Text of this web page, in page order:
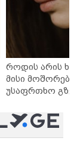
როდის არის
მისი
უსაფრთხო